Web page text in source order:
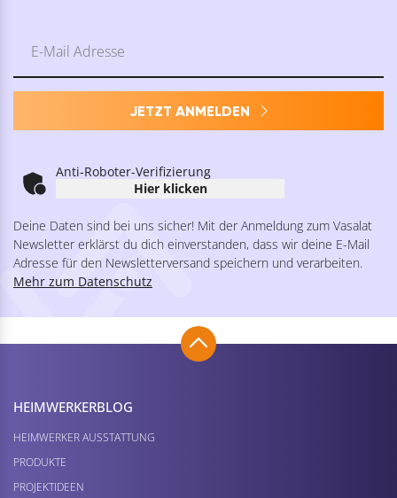
JETZT ANMELDEN
Anti-Roboter-Verifizierung
Hier klicken
Deine Daten sind bei uns sicher! Mit der Anmeldung zum Vasalat
Newsletter erklärst du dich einverstanden, dass wir deine E-Mail
Adresse für den Newsletterversand speichern und verarbeiten.
Mehr zum Datenschutz
HEIMWERKER­BLOG
HEIMWERKER AUSSTATTUNG
PRODUKTE
PROJEKTIDEEN